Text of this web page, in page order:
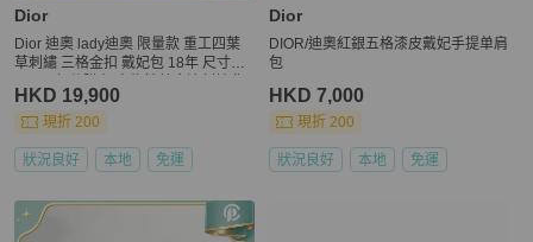
Dior
Dior 迪奧 lady迪奧 限量款 重工四葉
草刺繡 三格金扣 戴妃包 18年 尺寸約1
常高級
HKD 19,900
現折 200
狀況良好 本地 免運
Dior
DIOR/迪奧紅銀五格漆皮戴妃手提单肩
包
HKD 7,000
現折 200
狀況良好 本地 免運